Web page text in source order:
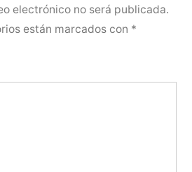
electrónico no será publicada.
están marcados con *